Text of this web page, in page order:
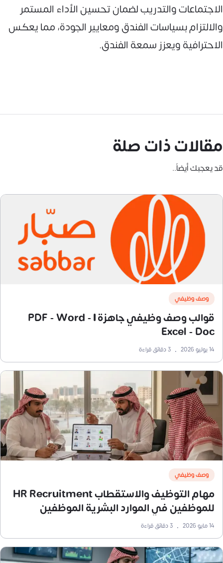
الاجتماعات والتدريب لضمان تحسين الأداء المستمر
والالتزام بسياسات الفندق ومعايير الجودة، مما يعكس
الاحترافية ويعزز سمعة الفندق.
مقالات ذات صلة
قد يعجبك أيضاً..
وصف وظيفي
قوالب وصف وظيفي جاهزة | PDF - Word -
Excel - Doc
14 يوليو 2026 •
3دقائق قراءة
وصف وظيفي
مهام التوظيف والاستقطاب HR Recruitment
للموظفين في الموارد البشرية الموظفين
14 مايو 2026 •
3دقائق قراءة